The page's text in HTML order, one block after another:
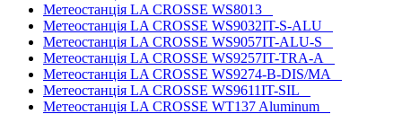
Метеостанція LA CROSSE WS8013
Метеостанція LA CROSSE WS9032IT-S-ALU
Метеостанція LA CROSSE WS9057IT-ALU-S
Метеостанція LA CROSSE WS9257IT-TRA-A
Метеостанція LA CROSSE WS9274-B-DIS/MA
Метеостанція LA CROSSE WS9611IT-SIL
Метеостанція LA CROSSE WT137 Aluminum